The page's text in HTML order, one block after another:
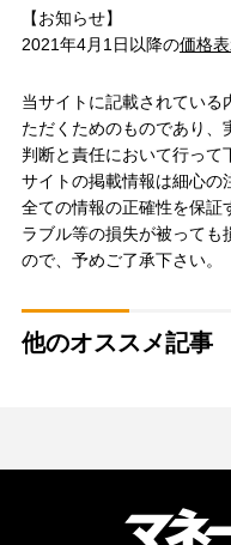
【お知らせ】
2021年4月1日以降の価格
当サイトに記載されている
ただくためのものであり、
判断と責任において行って
サイトの掲載情報は細心の
全ての情報の正確性を保証
ラブル等の損失が被っても
ので、予めご了承下さい。
他のオススメ記事